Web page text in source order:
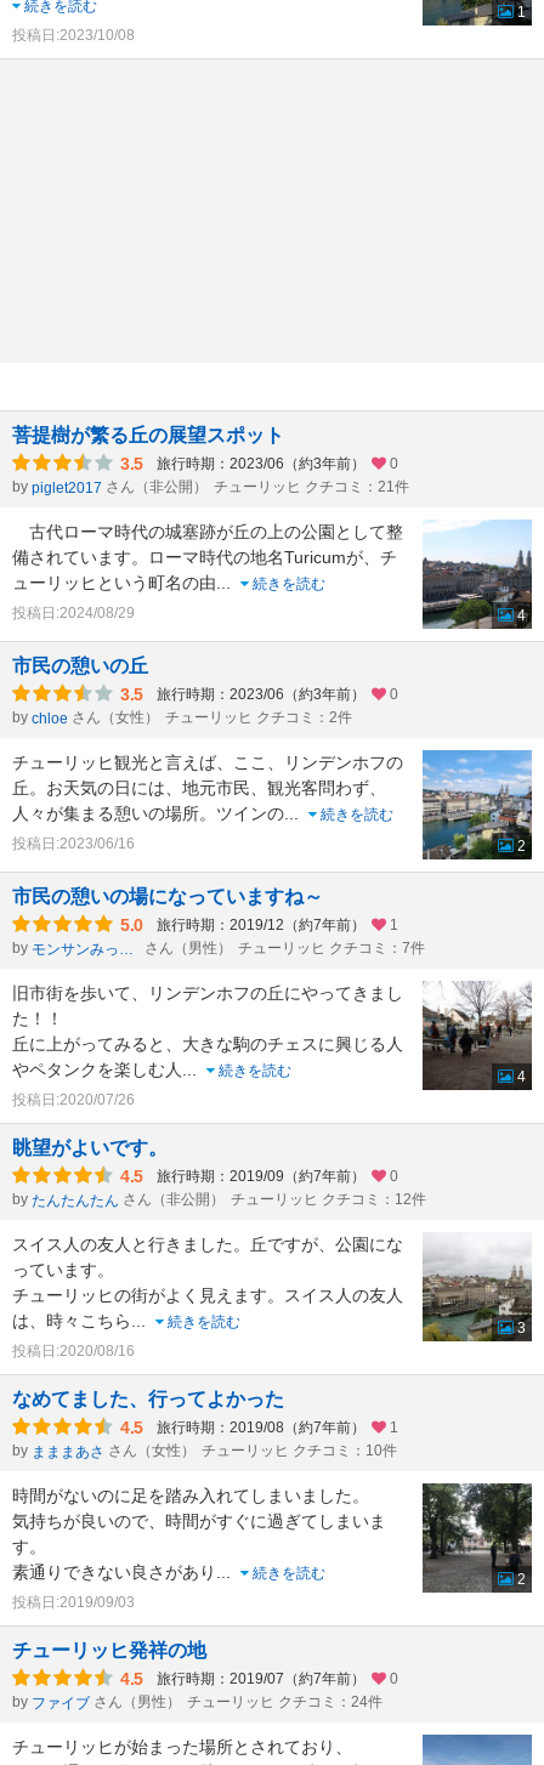
続きを読む
投稿日:2023/10/08
1
菩提樹が繁る丘の展望スポット
3.5 旅行時期：2023/06（約3年前）
0
by piglet2017 さん（非公開） チューリッヒ クチコミ：21件
古代ローマ時代の城塞跡が丘の上の公園として整
備されています。ローマ時代の地名Turicumが、チ
ューリッヒという町名の由
続きを読む
投稿日:2024/08/29
4
市民の憩いの丘
3.5 旅行時期：2023/06（約3年前）
0
by chloe さん（女性） チューリッヒ クチコミ：2件
チューリッヒ観光と言えば、ここ、リンデンホフの
丘。お天気の日には、地元市民、観光客問わず、
人々が集まる憩いの場所。ツインの
続きを読む
投稿日:2023/06/16
2
市民の憩いの場になっていますね～
5.0 旅行時期：2019/12（約7年前）
1
by
モンサンみっちゃん さん（男性） チューリッヒ クチコミ：7件
旧市街を歩いて、リンデンホフの丘にやってきまし
た！！
丘に上がってみると、大きな駒のチェスに興じる人
やペタンクを楽しむ人
続きを読む
投稿日:2020/07/26
4
眺望がよいです。
4.5 旅行時期：2019/09（約7年前）
0
by たんたんたん さん（非公開） チューリッヒ クチコミ：12件
スイス人の友人と行きました。丘ですが、公園にな
っています。
チューリッヒの街がよく見えます。スイス人の友人
は、時々こちら
続きを読む
投稿日:2020/08/16
3
なめてました、行ってよかった
4.5 旅行時期：2019/08（約7年前）
1
by まままあさ さん（女性） チューリッヒ クチコミ：10件
時間がないのに足を踏み入れてしまいました。
気持ちが良いので、時間がすぐに過ぎてしまいま
す。
素通りできない良さがあり
続きを読む
投稿日:2019/09/03
2
チューリッヒ発祥の地
4.5 旅行時期：2019/07（約7年前）
0
by ファイブ さん（男性） チューリッヒ クチコミ：24件
チューリッヒが始まった場所とされており、